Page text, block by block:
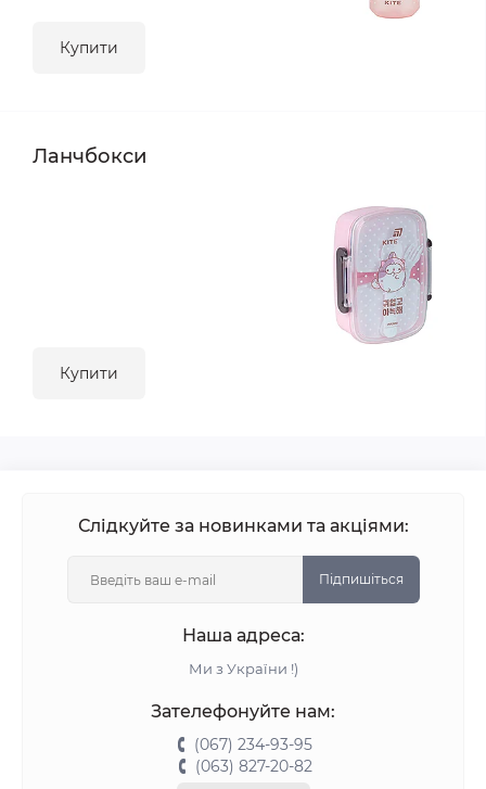
Купити
Ланчбокси
Купити
Слідкуйте за новинками та акціями:
Підпишіться
Наша адреса:
Ми з України !)
Зателефонуйте нам:
(067) 234-93-95
(063) 827-20-82